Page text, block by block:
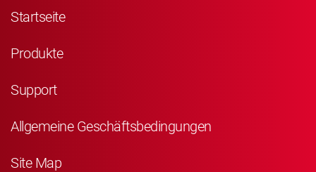
Startseite
Produkte
Support
Allgemeine Geschäftsbedingungen
Site Map